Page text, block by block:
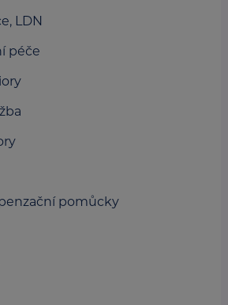
LDN
péče
pomůcky